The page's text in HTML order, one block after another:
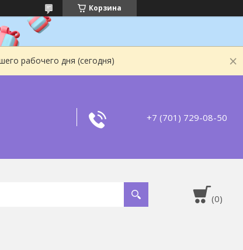
Корзина
рабочего дня (сегодня)
+7 (701) 729-08-50